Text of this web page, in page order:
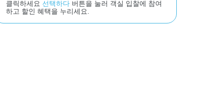
클릭하세요 선택하다 버튼을 눌러 객실 입찰에 참여
하고 할인 혜택을 누리세요.